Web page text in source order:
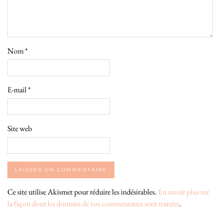
Nom*
E-mail*
Site web
Ce site utilise Akismet pour réduire les indésirables. En savoir plus sur
la façon dont les données de vos commentaires sont traitées.